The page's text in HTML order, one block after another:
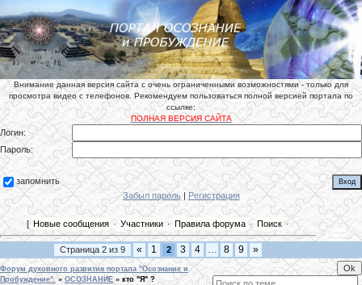
Внимание данная версия сайта с очень ограниченными возможностями - только для
просмотра видео с телефонов. Рекомендуем пользоваться полной версией портала по
ссылке:
ПОЛНАЯ ВЕРСИЯ САЙТА
Логин:
Пароль:
запомнить
Забыл пароль| Регистрация
[ Новые сообщения · Участники · Правила форума · Поиск·
Страница 2 из 9 « 1 2 3 4 … 8 9 »
Форум духовного развития портала "Осознание и
Пробуждение". » ОСОЗНАНИЕ » кто "Я" ?